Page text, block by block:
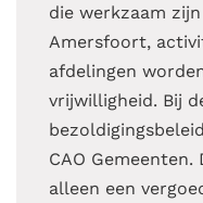
die werkzaam
Amersfoort,
afdelingen
vrijwilligheid. Bij
CAO
alleen een